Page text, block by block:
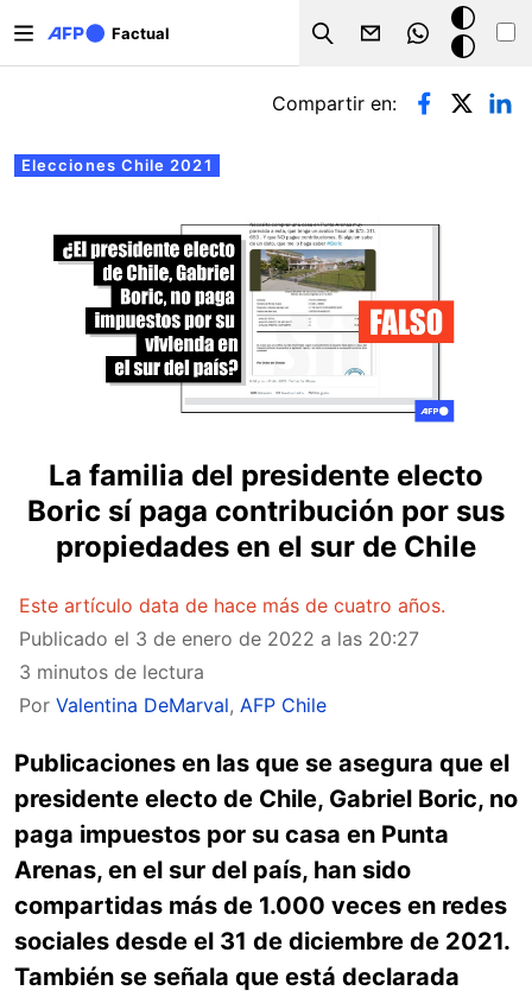
Factual
Search
Modo
oscuro
Solapas principales
Elecciones Chile 2021
Compartir en:
La familia del presidente electo
Boric sí paga contribución por sus
propiedades en el sur de Chile
Este artículo data de hace más de cuatro años.
Publicado el 3 de enero de 2022 a las 20:27
3 minutos de lectura
Por Valentina DeMarval, AFP Chile
Publicaciones en las que se asegura que el
presidente electo de Chile, Gabriel Boric, no
paga impuestos por su casa en Punta
Arenas, en el sur del país, han sido
compartidas más de 1.000 veces en redes
sociales desde el 31 de diciembre de 2021.
También se señala que está declarada